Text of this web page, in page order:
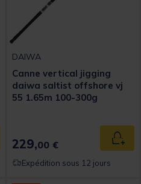
au panier
DAIWA
Canne vertical jigging
daiwa saltist offshore vj
55 1.65m 100-300g
229,00 €
Expédition sous 12 jours